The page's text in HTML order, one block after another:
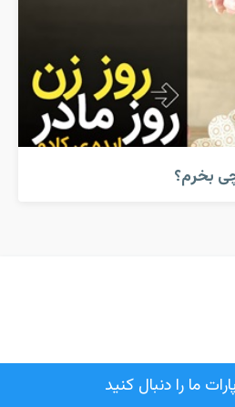
بخرم؟
ورق آلومینیوم کیلویی
ما را دنبال کنید